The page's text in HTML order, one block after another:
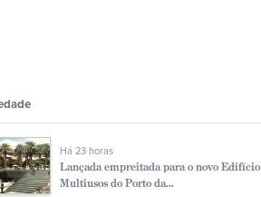
Há 23 horas
Lançada empreitada para o novo Edifício
Multiusos do Porto da...